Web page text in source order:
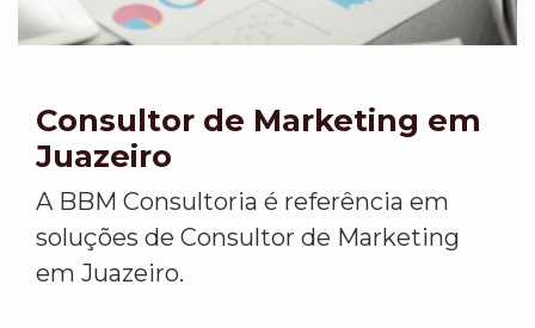
Consultor de Marketing em
Juazeiro
A BBM Consultoria é referência em
soluções de Consultor de Marketing
em Juazeiro.